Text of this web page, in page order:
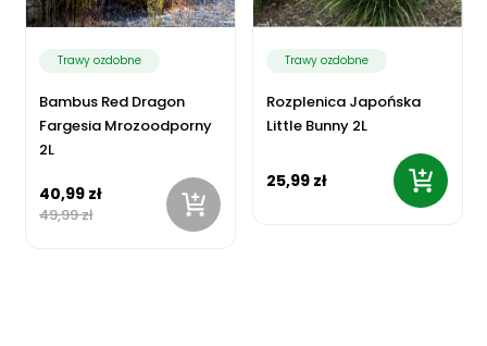
Trawy ozdobne
Bambus Red Dragon
Fargesia Mrozoodporny
2L
40,99 zł
49,99 zł
Trawy ozdobne
Rozplenica Japońska
Little Bunny 2L
25,99 zł